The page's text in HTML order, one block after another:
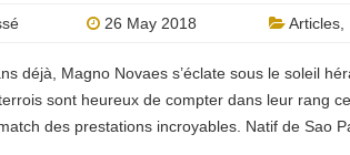
26 May 2018 Articles
déjà, Magno Novaes s’éclate sous le soleil
sont heureux de compter dans leur rang
des prestations incroyables. Natif de Sao